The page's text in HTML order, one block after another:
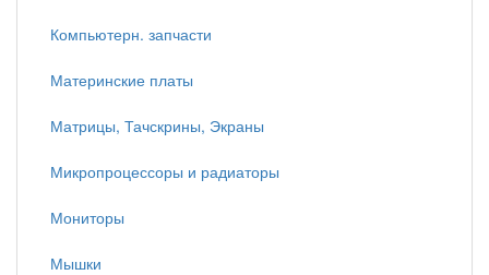
Компьютерн. запчасти
Материнские платы
Матрицы, Тачскрины, Экраны
Микропроцессоры и радиаторы
Мониторы
Мышки